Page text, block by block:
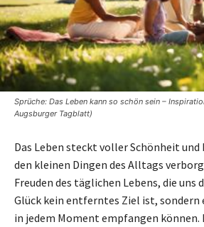
Sprüche: Das Leben kann so schön sein –
Augsburger Tagblatt)
Das Leben steckt voller Schönheit
den kleinen Dingen des Alltags
Freuden des täglichen Lebens, die uns
Glück kein entferntes Ziel ist, sondern
in jedem Moment empfangen können.